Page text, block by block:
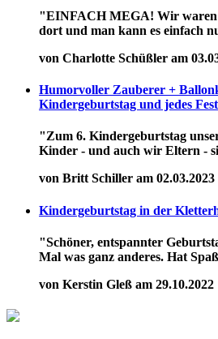
"EINFACH MEGA! Wir waren
dort und man kann es einfach
von Charlotte Schüßler am
Humorvoller Zauberer +
Kindergeburtstag und jedes Fest
"Zum 6. Kindergeburtstag
Kinder - und auch wir Eltern -
von Britt Schiller am 02.03.2023
Kindergeburtstag in der
"Schöner, entspannter
Mal was ganz anderes. Hat
von Kerstin Gleß am 29.10.2022